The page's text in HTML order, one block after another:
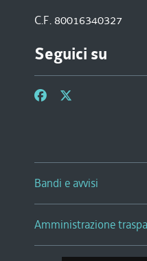
C.F. 80016340327
Seguici su
Bandi e avvisi
Amministrazione